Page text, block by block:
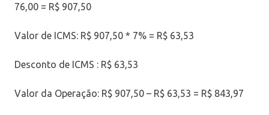
76,00 = R$ 907,50
Valor de ICMS: R$ 907,50 * 7% = R$ 63,53
Desconto de ICMS : R$ 63,53
Valor da Operação: R$ 907,50 – R$ 63,53 = R$ 843,97